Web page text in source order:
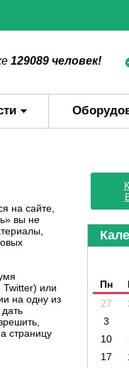
129089 человек!
на сайте,
вы не
Twitter) или
на одну из
страницу
Пн
27
3
10
17